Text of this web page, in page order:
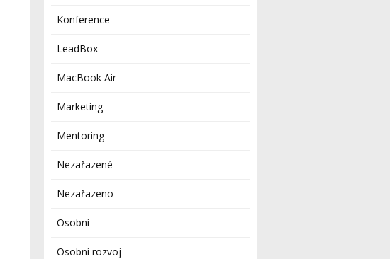
Konference
LeadBox
MacBook Air
Marketing
Mentoring
Nezařazené
Nezařazeno
Osobní
Osobní rozvoj